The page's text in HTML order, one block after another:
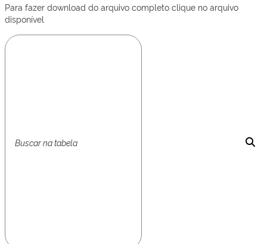
Para fazer download do arquivo completo clique no arquivo
disponível